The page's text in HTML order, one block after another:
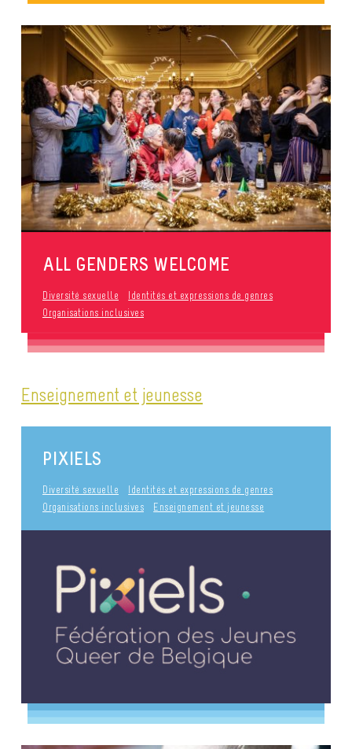
ALL GENDERS WELCOME
Diversité sexuelle
Identités et expressions de genres
Organisations inclusives
Enseignement et jeunesse
PIXIELS
Diversité sexuelle
Identités et expressions de genres
Organisations inclusives
Enseignement et jeunesse